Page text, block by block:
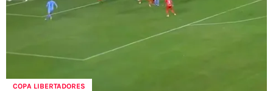
COPA LIBERTADORES